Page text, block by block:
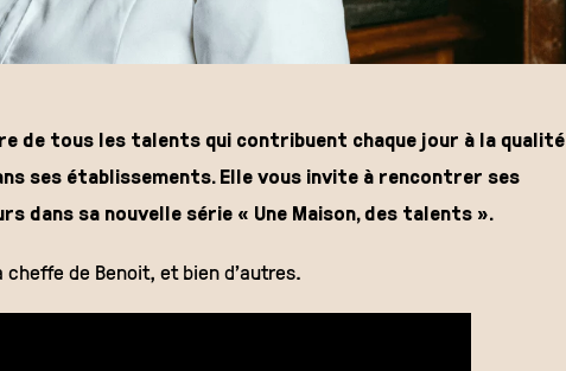
de tous les talents qui contribuent chaque jour à la qualité
ses établissements. Elle vous invite à rencontrer ses
dans sa nouvelle série « Une Maison, des talents ».
de Benoit, et bien d’autres.